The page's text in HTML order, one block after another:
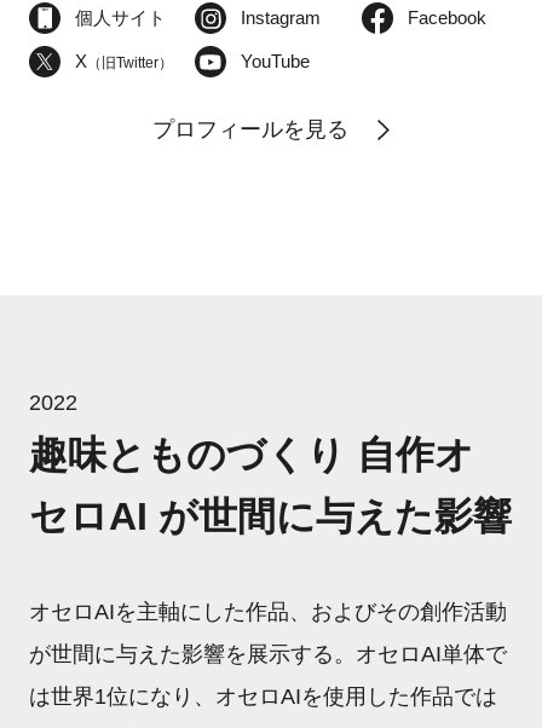
個人サイト Instagram Facebook
X（旧Twitter） YouTube
プロフィールを見る
2022
趣味とものづくり 自作オ
セロAI が世間に与えた影響
オセロAIを主軸にした作品、およびその創作活動
が世間に与えた影響を展示する。オセロAI単体で
は世界1位になり、オセロAIを使用した作品では